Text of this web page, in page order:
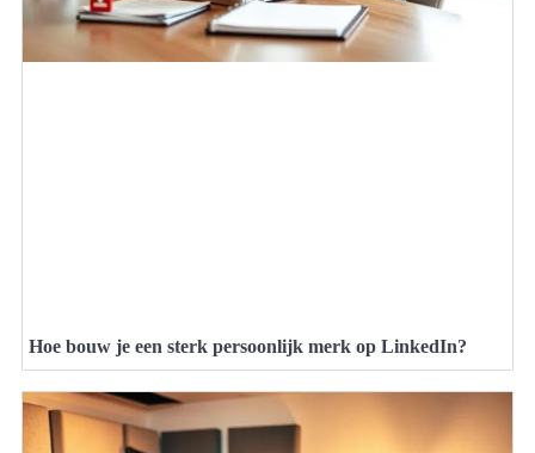
Hoe bouw je een sterk persoonlijk merk op LinkedIn?